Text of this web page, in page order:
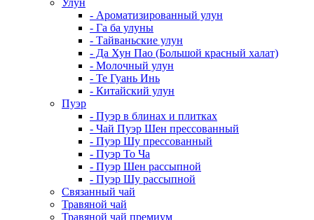
- Ароматизированный улун
- Га ба улуны
- Тайваньские улун
- Да Хун Пао (Большой красный халат)
- Молочный улун
- Те Гуань Инь
- Китайский улун
Пуэр
- Пуэр в блинах и плитках
- Чай Пуэр Шен прессованный
- Пуэр Шу прессованный
- Пуэр То Ча
- Пуэр Шен рассыпной
- Пуэр Шу рассыпной
Связанный чай
Травяной чай
Травяной чай премиум